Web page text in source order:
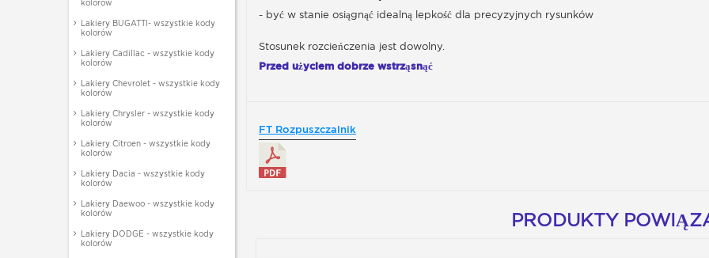
kolorów
Lakiery BUGATTI- wszystkie kody
kolorów
Lakiery Cadillac - wszystkie kody
kolorów
Lakiery Chevrolet - wszystkie kody
kolorów
Lakiery Chrysler - wszystkie kody
kolorów
Lakiery Citroen - wszystkie kody
kolorów
Lakiery Dacia - wszystkie kody
kolorów
Lakiery Daewoo - wszystkie kody
kolorów
Lakiery DODGE - wszystkie kody
kolorów
- być w stanie osiągnąć idealną lepkość dla precyzyjnych rysunków
Stosunek rozcieńczenia jest dowolny.
Przed użyciem dobrze wstrząsnąć
FT Rozpuszczalnik
PRODUKTY